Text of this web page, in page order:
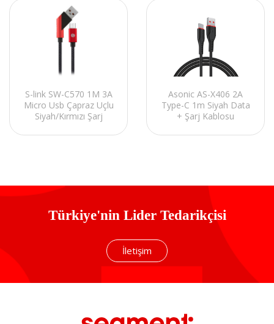
S-link SW-C570 1M 3A
Micro Usb Çapraz Uçlu
Siyah/Kırmızı Şarj
Asonic AS-X406 2A
Type-C 1m Siyah Data
+ Şarj Kablosu
Türkiye'nin Lider Tedarikçisi
İletişim